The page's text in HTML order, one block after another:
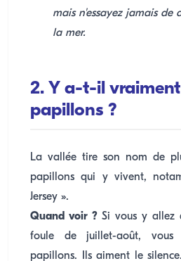
mais n'essayez jamais de
la mer.
2. Y a-t-il
papillons ?
La vallée tire son nom de
papillons qui y vivent,
Jersey ».
Quand voir ?Si vous y allez
foule de juillet-août,
papillons. Ils aiment le